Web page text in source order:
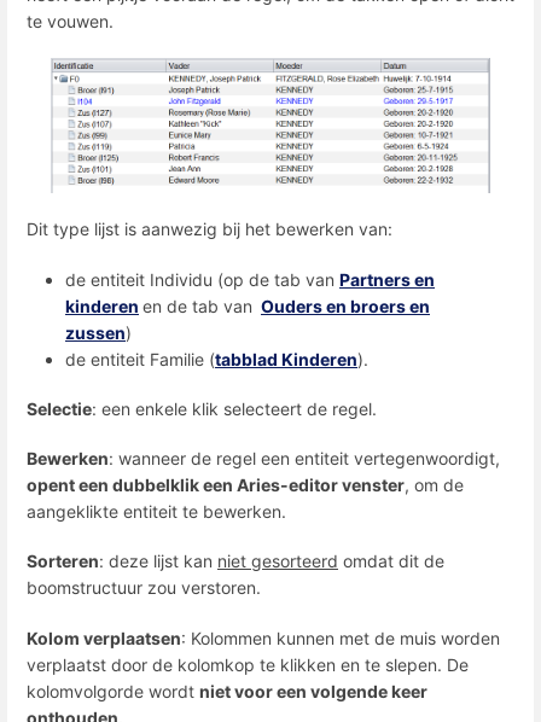
te vouwen.
Dit type lijst is aanwezig bij het bewerken van:
de entiteit Individu (op de tab van Partners en
kinderen en de tab van Ouders en broers en
zussen)
de entiteit Familie (tabblad Kinderen).
Selectie: een enkele klik selecteert de regel.
Bewerken: wanneer de regel een entiteit vertegenwoordigt,
opent een dubbelklik een Aries-editor venster, om de
aangeklikte entiteit te bewerken.
Sorteren: deze lijst kan niet gesorteerd omdat dit de
boomstructuur zou verstoren.
Kolom verplaatsen: Kolommen kunnen met de muis worden
verplaatst door de kolomkop te klikken en te slepen. De
kolomvolgorde wordt niet voor een volgende keer
onthouden.